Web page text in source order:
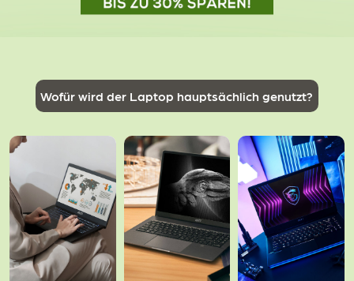
Wofür wird der Laptop hauptsächlich genutzt?